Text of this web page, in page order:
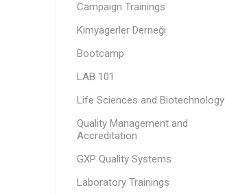
Campaign Trainings
Kimyagerler Derneği
Bootcamp
LAB 101
Life Sciences and Biotechnology
Quality Management and
Accreditation
GXP Quality Systems
Laboratory Trainings